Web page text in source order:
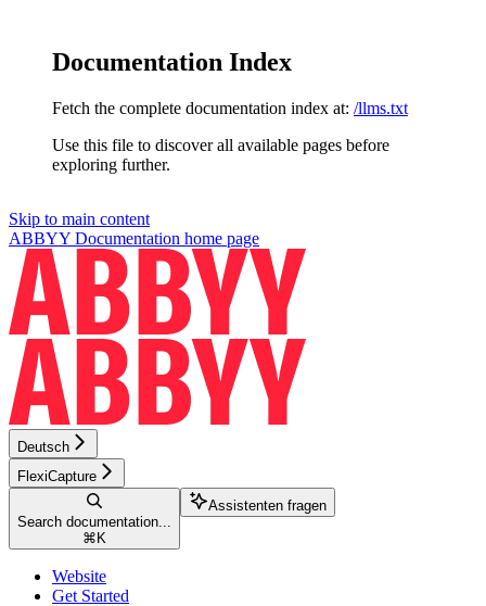
Documentation Index
Fetch the complete documentation index at: /llms.txt
Use this file to discover all available pages before
exploring further.
Skip to main content
ABBYY Documentation home page
Deutsch
FlexiCapture
Search documentation...
⌘ K
Assistenten fragen
Website
Get Started